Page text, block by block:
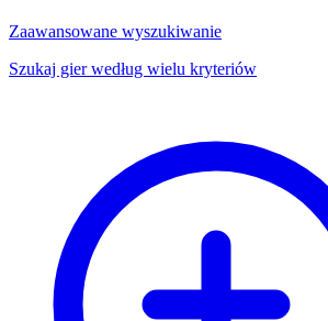
Zaawansowane wyszukiwanie
Szukaj gier według wielu kryteriów